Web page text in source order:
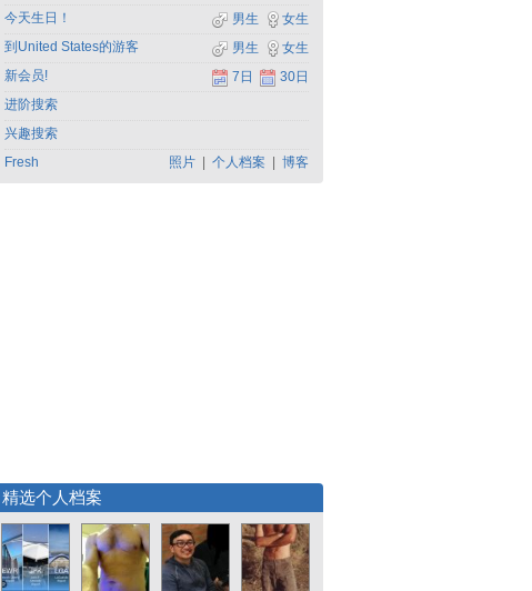
今天生日！
女生
男生
到United States的游客
女生
男生
新会员!
30日
7日
进阶搜索
兴趣搜索
Fresh
照片 个人档案 博客
精选个人档案